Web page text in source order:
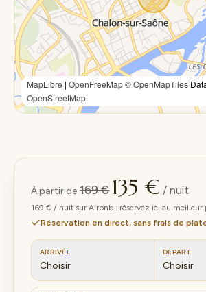
MapLibre | OpenFreeMap© OpenMapTiles
OpenStreetMap
À partir de 169 € 135 € / nuit
169 € / nuit sur Airbnb : réservez ici au meilleur
Réservation en direct, sans frais de
ARRIVÉE
Choisir
DÉPART
Choisir